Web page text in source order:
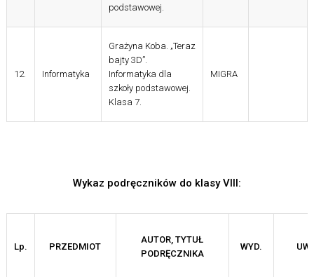
podstawowej.
12. Informatyka
Grażyna Koba. „Teraz
bajty 3D”.
Informatyka dla
szkoły podstawowej.
Klasa 7.
MIGRA
Wykaz podręczników do klasy VIII:
Lp. PRZEDMIOT
AUTOR, TYTUŁ
PODRĘCZNIKA
WYD.